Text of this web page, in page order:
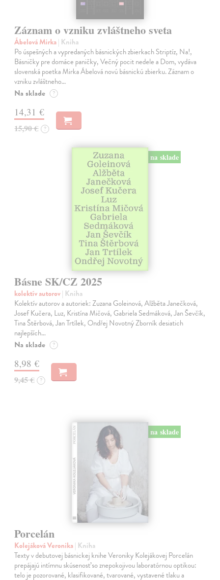
Záznam o vzniku zvláštneho sveta
Ábelová Mirka| Kniha
Po úspešných a vypredaných básnických zbierkach Striptíz, Na!,
Básničky pre domáce paničky, Večný pocit nedele a Dom, vydáva
slovenská poetka Mirka Ábelová novú básnickú zbierku. Záznam o
vzniku zvláštneho…
Na sklade ?
14,31 €
15,90 € ?
na sklade
Básne SK/CZ 2025
kolektív autorov| Kniha
Kolektív autorov a autoriek: Zuzana Goleinová, Alžběta Janečková,
Josef Kučera, Luz, Kristína Mičová, Gabriela Sedmáková, Jan Ševčík,
Tina Štěrbová, Jan Trtílek, Ondřej Novotný Zborník desiatich
najlepších…
Na sklade ?
8,98 €
9,45 € ?
na sklade
Porcelán
Kolejáková Veronika| Kniha
Texty v debutovej básnickej knihe Veroniky Kolejákovej Porcelán
prepájajú intímnu skúsenosť so znepokojivou laboratórnou optikou:
telo je pozorované, klasifikované, tvarované, vystavené tlaku a